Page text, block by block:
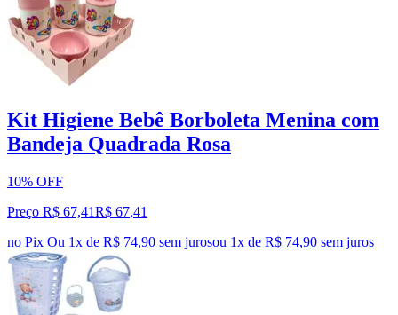
Kit Higiene Bebê Borboleta Menina com
Bandeja Quadrada Rosa
10% OFF
Preço R$ 67,41R$ 67,41
no Pix Ou 1x de R$ 74,90 sem jurosou 1x de R$ 74,90 sem juros